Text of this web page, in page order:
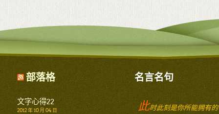
部落格
文字心得22
2012 年 10 月 04 日
名言名句
此时此刻是你所能拥有的